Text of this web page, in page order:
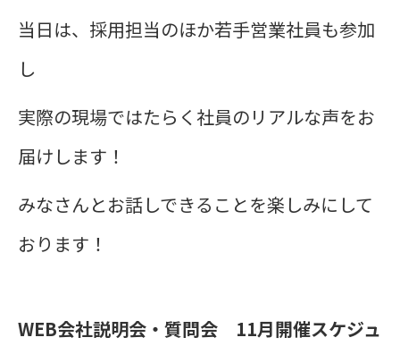
当日は、採用担当のほか若手営業社員も参加
し
実際の現場ではたらく社員のリアルな声をお
届けします！
みなさんとお話しできることを楽しみにして
おります！
WEB会社説明会・質問会 11月開催スケジュ